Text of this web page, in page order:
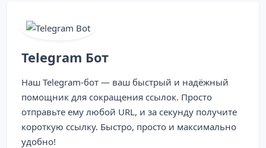
Telegram Бот
Наш Telegram-бот — ваш быстрый и надёжный
помощник для сокращения ссылок. Просто
отправьте ему любой URL, и за секунду получите
короткую ссылку. Быстро, просто и максимально
удобно!